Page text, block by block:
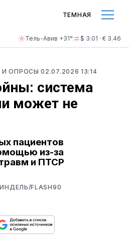
Тель-Авив +31° $ 3.01 · € 3.46
ТЕМНАЯ
И ОПРОСЫ02.07.2026 13:14
система
может не
пациентов
из-за
и ПТСР
FLASH90